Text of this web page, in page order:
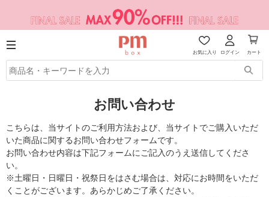
お気に入り ログイン カート
お問い合わせ
こちらは、当サイトのご利用方法および、当サイトでご購入いただ
いた商品に関するお問い合わせフォームです。
お問い合わせ内容は下記フォームにご記入のうえ送信してくださ
い。
※土曜日・日曜日・祝祭日をはさむ場合は、対応にお時間をいただ
くことがございます。あらかじめご了承ください。